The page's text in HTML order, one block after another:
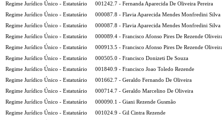
Regime Jurídico Único - Estatutário
001242.7 - Fernanda Aparecida De Oliveira Pereira
Regime Jurídico Único - Estatutário
000087.8 - Flavia Aparecida Mendes Monfredini Silva
Regime Jurídico Único - Estatutário
000087.8 - Flavia Aparecida Mendes Monfredini Silva
Regime Jurídico Único - Estatutário
000089.4 - Francisco Afonso Pires De Rezende
Regime Jurídico Único - Estatutário
000913.5 - Francisco Afonso Pires De Rezende
Regime Jurídico Único - Estatutário
000505.0 - Francisco Donizeti De Souza
Regime Jurídico Único - Estatutário
001840.9 - Francisco Joao Toledo Rezende
Regime Jurídico Único - Estatutário
001662.7 - Geraldo Fernando De Oliveira
Regime Jurídico Único - Estatutário
000714.7 - Geraldo Marcelino De Oliveira
Regime Jurídico Único - Estatutário
000090.1 - Giani Rezende Gusmão
Regime Jurídico Único - Estatutário
001024.9 - Gil Cintra Rezende